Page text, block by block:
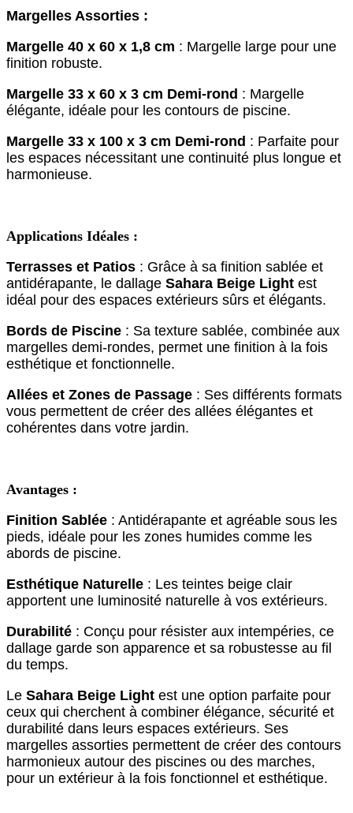
Margelles Assorties :
Margelle 40 x 60 x 1,8 cm : Margelle large pour une
finition robuste.
Margelle 33 x 60 x 3 cm Demi-rond : Margelle
élégante, idéale pour les contours de piscine.
Margelle 33 x 100 x 3 cm Demi-rond : Parfaite pour
les espaces nécessitant une continuité plus longue et
harmonieuse.
Applications Idéales :
Terrasses et Patios : Grâce à sa finition sablée et
antidérapante, le dallage Sahara Beige Light est
idéal pour des espaces extérieurs sûrs et élégants.
Bords de Piscine : Sa texture sablée, combinée aux
margelles demi-rondes, permet une finition à la fois
esthétique et fonctionnelle.
Allées et Zones de Passage : Ses différents formats
vous permettent de créer des allées élégantes et
cohérentes dans votre jardin.
Avantages :
Finition Sablée : Antidérapante et agréable sous les
pieds, idéale pour les zones humides comme les
abords de piscine.
Esthétique Naturelle : Les teintes beige clair
apportent une luminosité naturelle à vos extérieurs.
Durabilité : Conçu pour résister aux intempéries, ce
dallage garde son apparence et sa robustesse au fil
du temps.
Le Sahara Beige Light est une option parfaite pour
ceux qui cherchent à combiner élégance, sécurité et
durabilité dans leurs espaces extérieurs. Ses
margelles assorties permettent de créer des contours
harmonieux autour des piscines ou des marches,
pour un extérieur à la fois fonctionnel et esthétique.